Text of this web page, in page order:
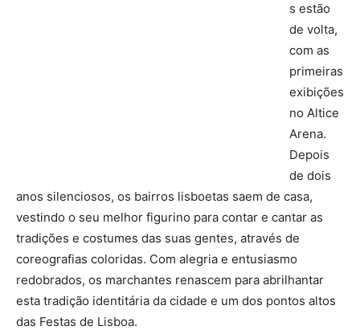
s estão
de volta,
com as
primeiras
exibições
no Altice
Arena.
Depois
de dois
anos silenciosos, os bairros lisboetas saem de casa,
vestindo o seu melhor figurino para contar e cantar as
tradições e costumes das suas gentes, através de
coreografias coloridas. Com alegria e entusiasmo
redobrados, os marchantes renascem para abrilhantar
esta tradição identitária da cidade e um dos pontos altos
das Festas de Lisboa.